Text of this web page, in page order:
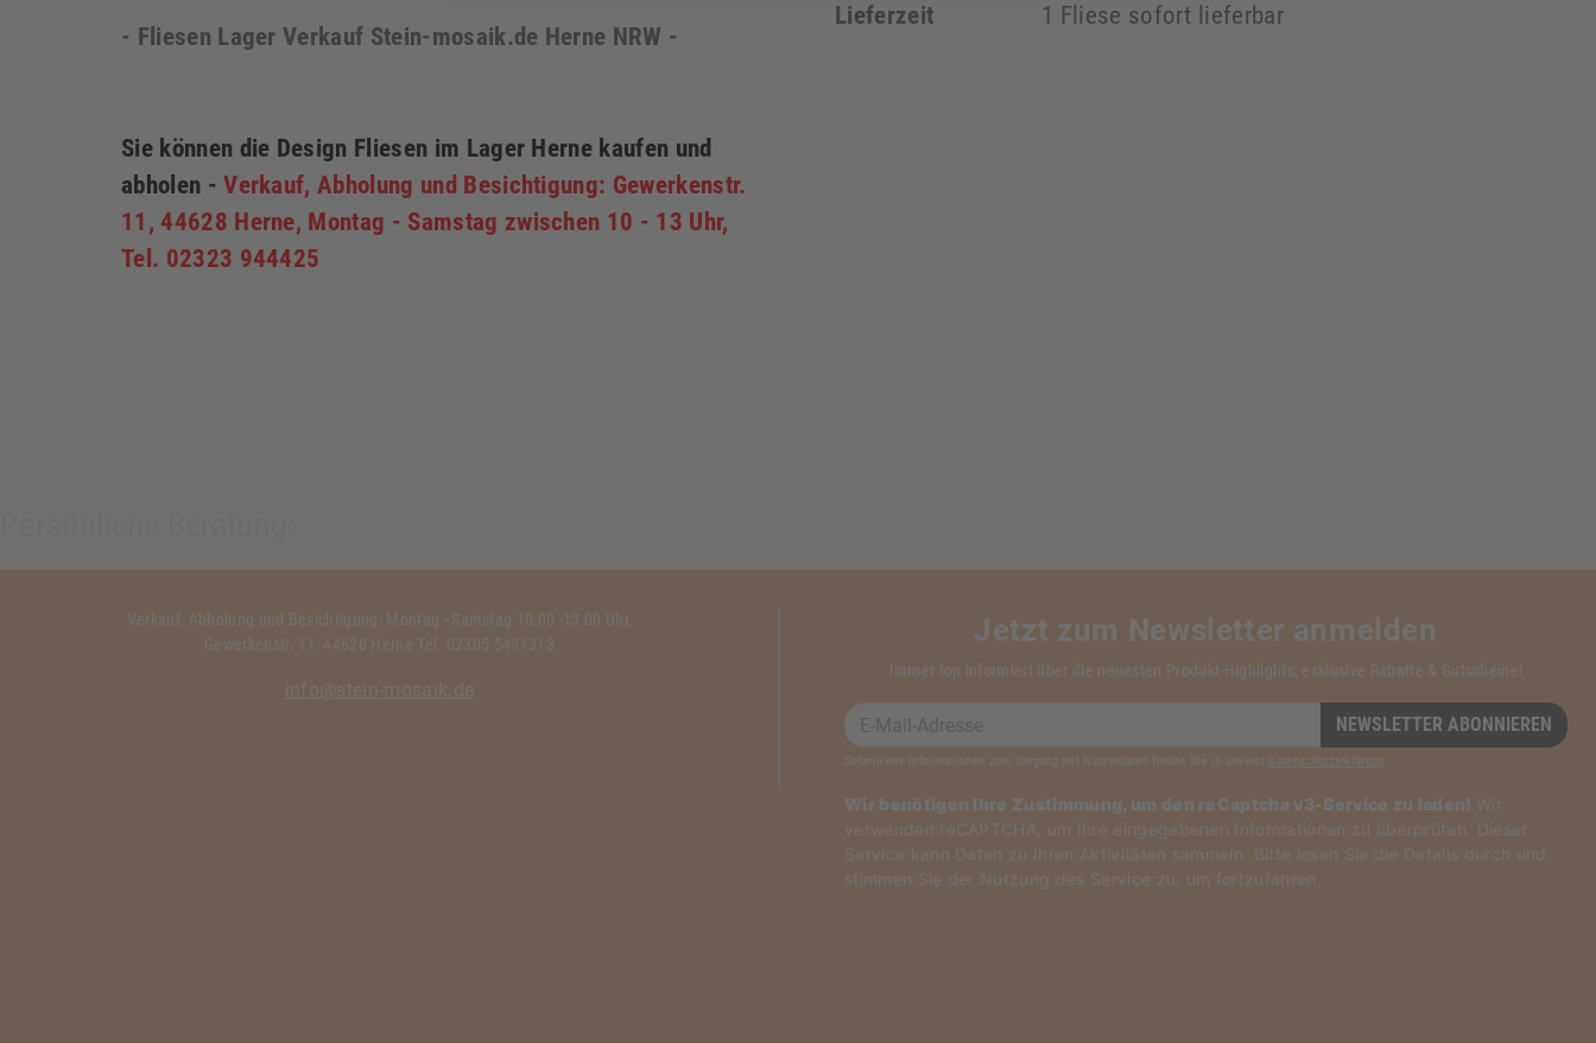
- Fliesen Lager Verkauf Stein-mosaik.de Herne NRW -
Sie können die Design Fliesen im Lager Herne kaufen und
abholen - Verkauf, Abholung und Besichtigung: Gewerkenstr.
11, 44628 Herne, Montag - Samstag zwischen 10 - 13 Uhr,
Tel. 02323 944425
Lieferzeit 1 Fliese sofort lieferbar
Verkauf, Abholung und Besichtigung: Montag - Samstag 10:00 -13:00 Uhr,
Gewerkenstr. 11, 44628 Herne Tel. 02305 5491313
info@stein-mosaik.de
Jetzt zum Newsletter anmelden
Immer top informiert über die neuesten Produkt-Highlights, exklusive Rabatte & Gutscheine!
NEWSLETTER ABONNIEREN
Detaillierte Informationen zum Umgang mit Nutzerdaten finden Sie in unserer Datenschutzerklärung
Wir benötigen Ihre Zustimmung, um den reCaptcha v3-Service zu laden! Wir
verwenden reCAPTCHA, um Ihre eingegebenen Informationen zu überprüfen. Dieser
Service kann Daten zu Ihren Aktivitäten sammeln. Bitte lesen Sie die Details durch und
stimmen Sie der Nutzung des Service zu , um fortzufahren.